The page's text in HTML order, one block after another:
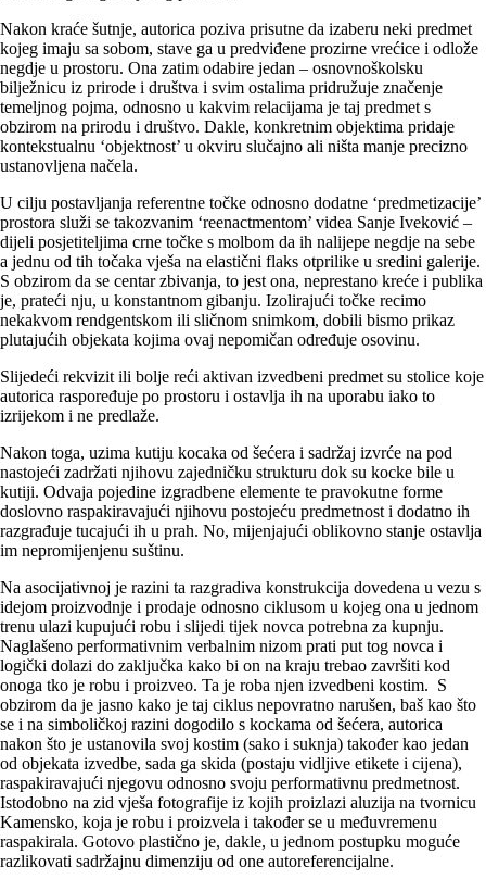
Nakon kraće šutnje, autorica poziva prisutne da izaberu neki predmet
kojeg imaju sa sobom, stave ga u predviđene prozirne vrećice i odlože
negdje u prostoru. Ona zatim odabire jedan – osnovnoškolsku
bilježnicu iz prirode i društva i svim ostalima pridružuje značenje
temeljnog pojma, odnosno u kakvim relacijama je taj predmet s
obzirom na prirodu i društvo. Dakle, konkretnim objektima pridaje
kontekstualnu ‘objektnost’ u okviru slučajno ali ništa manje precizno
ustanovljena načela.
U cilju postavljanja referentne točke odnosno dodatne ‘predmetizacije’
prostora služi se takozvanim ‘reenactmentom’ videa Sanje Iveković –
dijeli posjetiteljima crne točke s molbom da ih nalijepe negdje na sebe
a jednu od tih točaka vješa na elastični flaks otprilike u sredini galerije.
S obzirom da se centar zbivanja, to jest ona, neprestano kreće i publika
je, prateći nju, u konstantnom gibanju. Izolirajući točke recimo
nekakvom rendgentskom ili sličnom snimkom, dobili bismo prikaz
plutajućih objekata kojima ovaj nepomičan određuje osovinu.
Slijedeći rekvizit ili bolje reći aktivan izvedbeni predmet su stolice koje
autorica raspoređuje po prostoru i ostavlja ih na uporabu iako to
izrijekom i ne predlaže.
Nakon toga, uzima kutiju kocaka od šećera i sadržaj izvrće na pod
nastojeći zadržati njihovu zajedničku strukturu dok su kocke bile u
kutiji. Odvaja pojedine izgradbene elemente te pravokutne forme
doslovno raspakiravajući njihovu postojeću predmetnost i dodatno ih
razgrađuje tucajući ih u prah. No, mijenjajući oblikovno stanje ostavlja
im nepromijenjenu suštinu.
Na asocijativnoj je razini ta razgradiva konstrukcija dovedena u vezu s
idejom proizvodnje i prodaje odnosno ciklusom u kojeg ona u jednom
trenu ulazi kupujući robu i slijedi tijek novca potrebna za kupnju.
Naglašeno performativnim verbalnim nizom prati put tog novca i
logički dolazi do zaključka kako bi on na kraju trebao završiti kod
onoga tko je robu i proizveo. Ta je roba njen izvedbeni kostim. S
obzirom da je jasno kako je taj ciklus nepovratno narušen, baš kao što
se i na simboličkoj razini dogodilo s kockama od šećera, autorica
nakon što je ustanovila svoj kostim (sako i suknja) također kao jedan
od objekata izvedbe, sada ga skida (postaju vidljive etikete i cijena),
raspakiravajući njegovu odnosno svoju performativnu predmetnost.
Istodobno na zid vješa fotografije iz kojih proizlazi aluzija na tvornicu
Kamensko, koja je robu i proizvela i također se u međuvremenu
raspakirala. Gotovo plastično je, dakle, u jednom postupku moguće
razlikovati sadržajnu dimenziju od one autoreferencijalne.